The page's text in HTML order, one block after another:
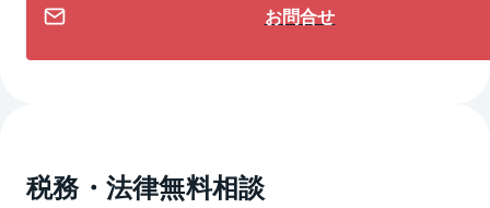
お問合せ
税務・法律無料相談